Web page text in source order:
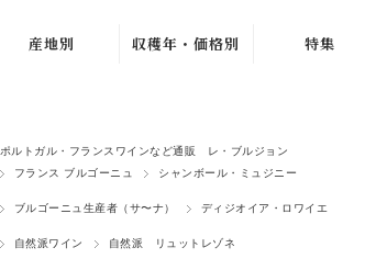
産地別
ボルドー
アルザス
他フランス
収穫年・価格別
1990年〜1999年
2000年〜2009年
2010年〜2019年
特集
売れ筋ワイン
おすすめワイン
ポルトガル・フランスワインなど通販 レ・ブルジョン
フランス ブルゴーニュ
シャンボール・ミュジニー
ブルゴーニュ生産者（サ〜ナ） ディジオイア・ロワイエ
自然派ワイン 自然派 リュットレゾネ